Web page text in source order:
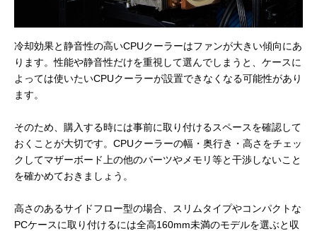
冷却効果と静音性の高いCPUクーラーはファンが大きい傾向にあ
ります。性能や静音性だけを重視して選んでしまうと、ケースに
よっては使いたいCPUクーラーが設置できなくなる可能性があり
ます。
そのため、購入する時には事前に取り付けるスペースを確認して
おくことが大切です。CPUクーラーの幅・奥行き・高さをチェッ
クしてマザーボード上の他のパーツやメモリ等と干渉しないこと
を確かめておきましょう。
高さのあるサイドフロー型の場合、スリムタイプやコンパクトな
PCケースに取り付けるには全高160mm未満のモデルを選ぶと収